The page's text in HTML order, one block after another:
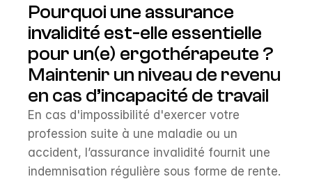
Pourquoi une assurance
invalidité est-elle essentielle
pour un(e) ergothérapeute ?
Maintenir un niveau de revenu
en cas d’incapacité de travail
En cas d'impossibilité d'exercer votre
profession suite à une maladie ou un
accident, l’assurance invalidité fournit une
indemnisation régulière sous forme de rente.